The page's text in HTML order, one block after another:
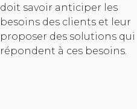
doit savoir anticiper les
besoins des clients et leur
proposer des solutions qui
répondent à ces besoins.